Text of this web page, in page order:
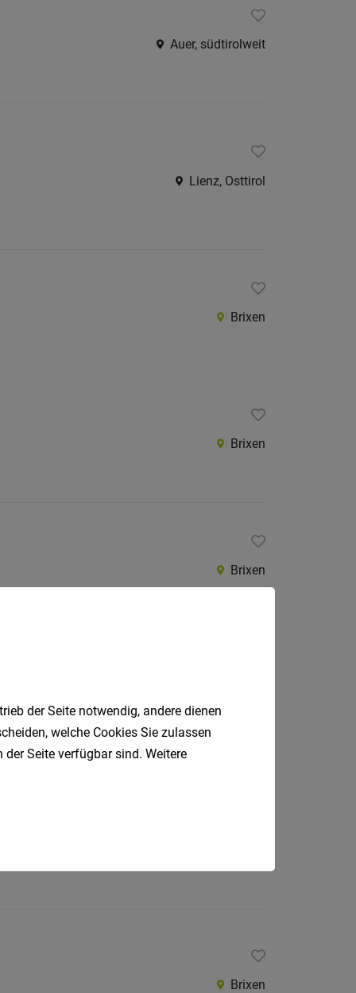
Auer, südtirolweit
Lienz, Osttirol
Brixen
Brixen
Brixen
Brixen
der Seite notwendig, andere dienen
welche Cookies Sie zulassen
Seite verfügbar sind. Weitere